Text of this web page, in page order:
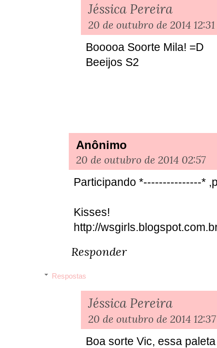
Jéssica Pereira
20 de outubro de 2014 12:31
Booooa Soorte Mila! =D
Beeijos S2
Anônimo
20 de outubro de 2014 02:57
Participando *---------------*
Kisses!
http://
Responder
Respostas
Jéssica Pereira
20 de outubro de 2014 12:37
Boa sorte Vic, essa